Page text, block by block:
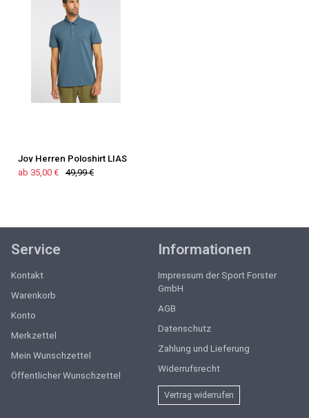
Joy Herren Poloshirt LIAS
ab 35,00 €
49,99 €
Service
Kontakt
Warenkorb
Konto
Merkzettel
Mein Wunschzettel
Öffentlicher Wunschzettel
Informationen
Impressum der Sport Forster
GmbH
AGB
Datenschutz
Zahlung und Lieferung
Widerrufsrecht
Vertrag widerrufen